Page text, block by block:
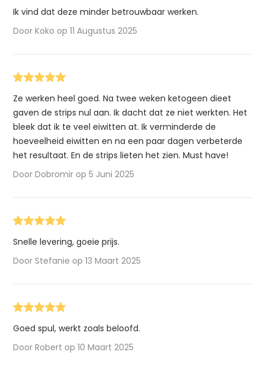
Ik vind dat deze minder betrouwbaar werken.
Door Koko op 11 Augustus 2025
Ze werken heel goed. Na twee weken ketogeen dieet
gaven de strips nul aan. Ik dacht dat ze niet werkten. Het
bleek dat ik te veel eiwitten at. Ik verminderde de
hoeveelheid eiwitten en na een paar dagen verbeterde
het resultaat. En de strips lieten het zien. Must have!
Door Dobromir op 5 Juni 2025
Snelle levering, goeie prijs.
Door Stefanie op 13 Maart 2025
Goed spul, werkt zoals beloofd.
Door Robert op 10 Maart 2025